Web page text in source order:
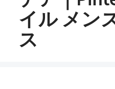
イル メン
ス